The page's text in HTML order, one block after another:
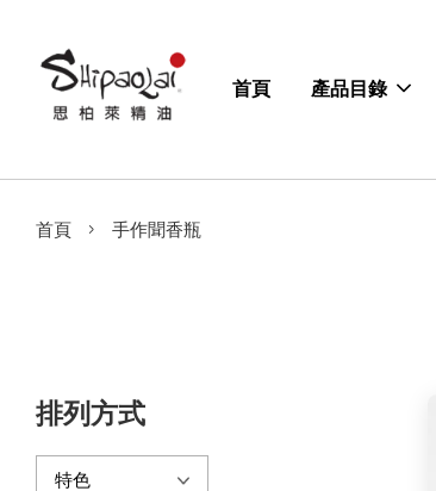
首頁 產品目錄
首頁 › 手作聞香瓶
排列方式